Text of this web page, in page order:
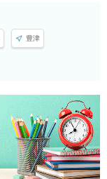
豊津